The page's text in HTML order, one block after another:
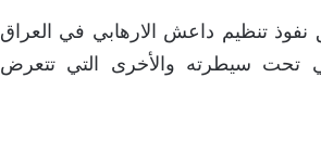
نفوذ تنظيم داعش الارهابي في العراق
تحت سيطرته والأخرى التي تتعرض